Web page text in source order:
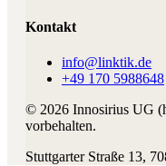
Kontakt
info@linktik.de
+49 170 5988648
© 2026 Innosirius UG
vorbehalten.
Stuttgarter Straße 13,